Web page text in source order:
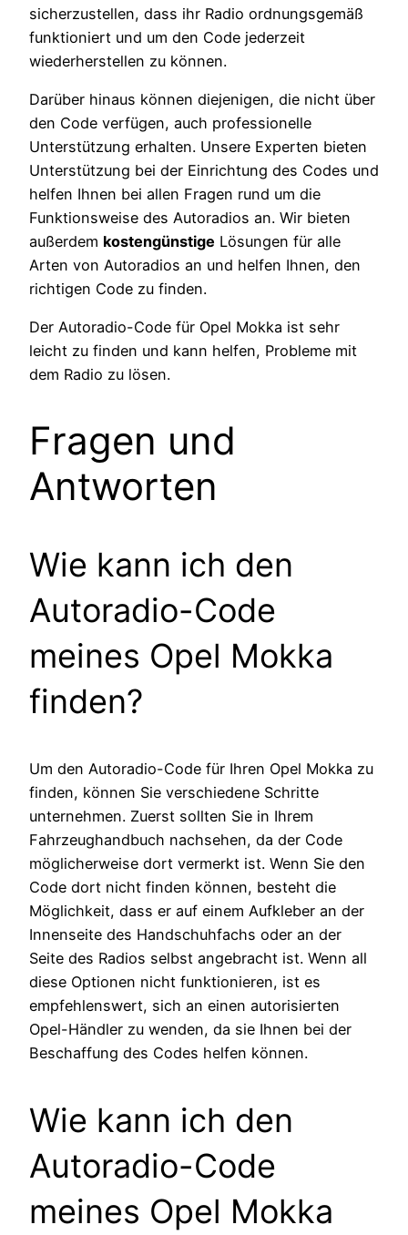
sicherzustellen, dass ihr Radio ordnungsgemäß
funktioniert und um den Code jederzeit
wiederherstellen zu können.
Darüber hinaus können diejenigen, die nicht über
den Code verfügen, auch professionelle
Unterstützung erhalten. Unsere Experten bieten
Unterstützung bei der Einrichtung des Codes und
helfen Ihnen bei allen Fragen rund um die
Funktionsweise des Autoradios an. Wir bieten
außerdem kostengünstige Lösungen für alle
Arten von Autoradios an und helfen Ihnen, den
richtigen Code zu finden.
Der Autoradio-Code für Opel Mokka ist sehr
leicht zu finden und kann helfen, Probleme mit
dem Radio zu lösen.
Fragen und
Antworten
Wie kann ich den
Autoradio-Code
meines Opel Mokka
finden?
Um den Autoradio-Code für Ihren Opel Mokka zu
finden, können Sie verschiedene Schritte
unternehmen. Zuerst sollten Sie in Ihrem
Fahrzeughandbuch nachsehen, da der Code
möglicherweise dort vermerkt ist. Wenn Sie den
Code dort nicht finden können, besteht die
Möglichkeit, dass er auf einem Aufkleber an der
Innenseite des Handschuhfachs oder an der
Seite des Radios selbst angebracht ist. Wenn all
diese Optionen nicht funktionieren, ist es
empfehlenswert, sich an einen autorisierten
Opel-Händler zu wenden, da sie Ihnen bei der
Beschaffung des Codes helfen können.
Wie kann ich den
Autoradio-Code
meines Opel Mokka